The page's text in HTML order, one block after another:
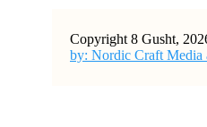
Copyright 8 Gusht,
by: Nordic Craft Media